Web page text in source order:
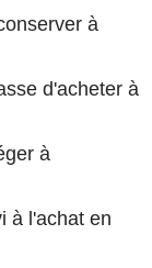
à
d'acheter à
à
à l'achat en